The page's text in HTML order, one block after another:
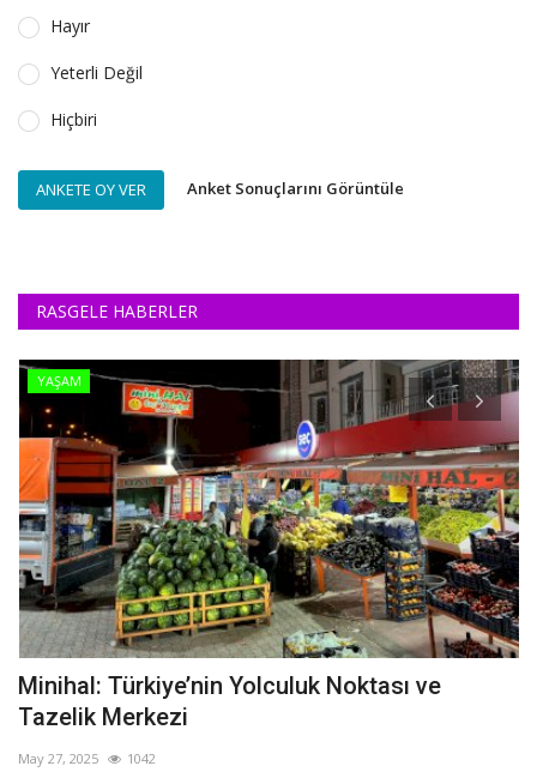
Hayır
Yeterli Değil
Hiçbiri
ANKETE OY VER Anket Sonuçlarını Görüntüle
RASGELE HABERLER
YAŞAM
Minihal: Türkiye’nin Yolculuk Noktası ve
Tazelik Merkezi
May 27, 2025 1042